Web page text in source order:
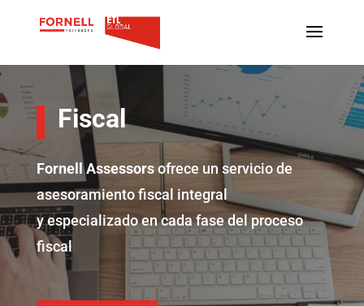
Fiscal
Fornell Assessorsofrece un servicio de
asesoramiento fiscal integral
yespecializado en cada fase del proceso
fiscal